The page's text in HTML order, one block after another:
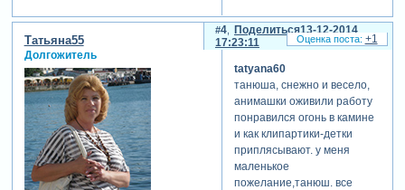
Поделиться
4
13-12-2014
17:23:11
Татьяна55
Долгожитель
tatyana60
танюша, снежно и весело,
анимашки оживили работу
понравился огонь в камине
и как клипартики-детки
приплясывают. у меня
маленькое
пожелание,танюш. все
+1